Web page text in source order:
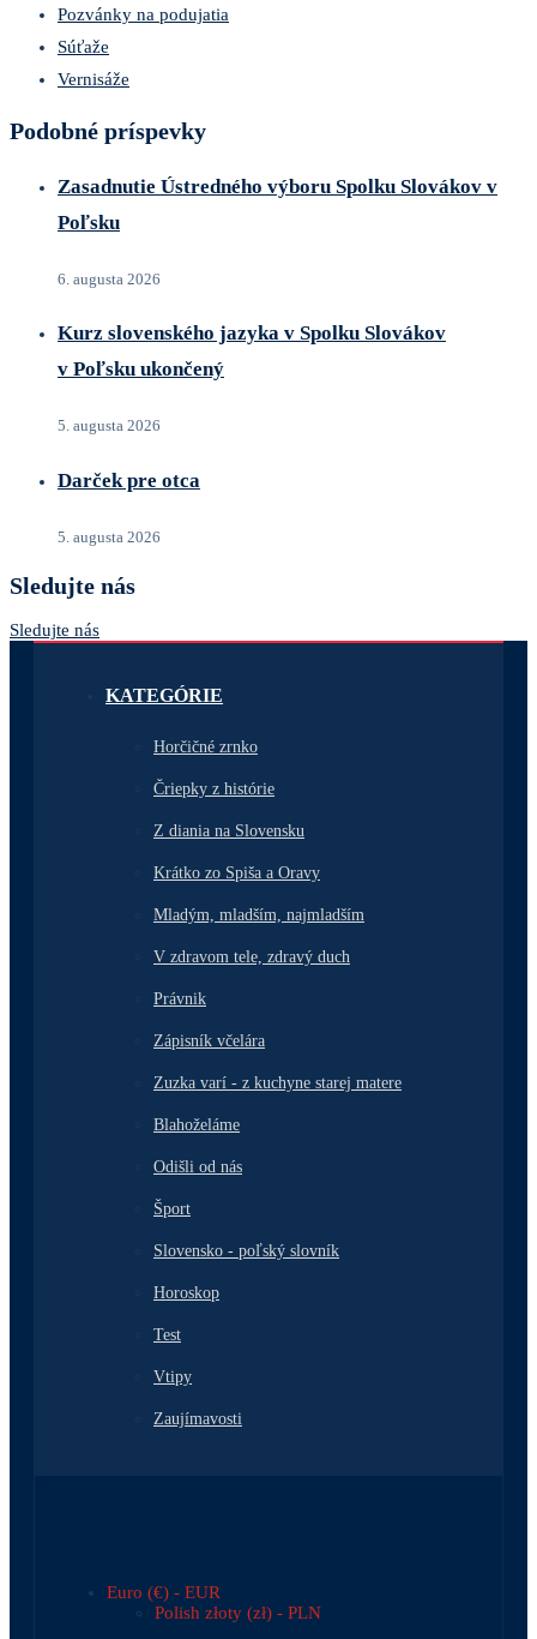
Pozvánky na podujatia
Súťaže
Vernisáže
Podobné príspevky
Zasadnutie Ústredného výboru Spolku Slovákov v
Poľsku
6. augusta 2026
Kurz slovenského jazyka v Spolku Slovákov
v Poľsku ukončený
5. augusta 2026
Darček pre otca
5. augusta 2026
Sledujte nás
Sledujte nás
KATEGÓRIE
Horčičné zrnko
Čriepky z histórie
Z diania na Slovensku
Krátko zo Spiša a Oravy
Mladým, mladším, najmladším
V zdravom tele, zdravý duch
Právnik
Zápisník včelára
Zuzka varí - z kuchyne starej matere
Blahoželáme
Odišli od nás
Šport
Slovensko - poľský slovník
Horoskop
Test
Vtipy
Zaujímavosti
Euro (€) - EUR
Polish złoty (zł) - PLN